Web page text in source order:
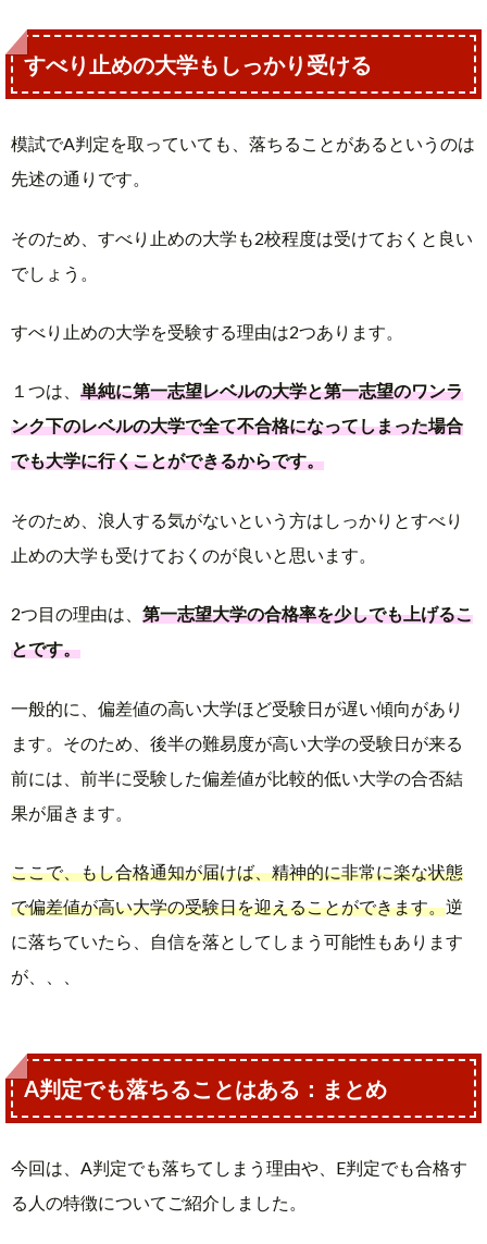
すべり止めの大学もしっかり受ける
模試でA判定を取っていても、落ちることがあるというのは
先述の通りです。
そのため、すべり止めの大学も2校程度は受けておくと良い
でしょう。
すべり止めの大学を受験する理由は2つあります。
１つは、 単純に第一志望レベルの大学と第一志望のワンラ
ンク下のレベルの大学で全て不合格になってしまった場合
でも大学に行くことができるからです。
そのため、浪人する気がないという方はしっかりとすべり
止めの大学も受けておくのが良いと思います。
2つ目の理由は、 第一志望大学の合格率を少しでも上げるこ
とです。
一般的に、偏差値の高い大学ほど受験日が遅い傾向があり
ます。そのため、後半の難易度が高い大学の受験日が来る
前には、前半に受験した偏差値が比較的低い大学の合否結
果が届きます。
ここで、もし合格通知が届けば、精神的に非常に楽な状態
で偏差値が高い大学の受験日を迎えることができます。逆
に落ちていたら、自信を落としてしまう可能性もあります
が、、、
A判定でも落ちることはある：まとめ
今回は、A判定でも落ちてしまう理由や、E判定でも合格す
る人の特徴についてご紹介しました。